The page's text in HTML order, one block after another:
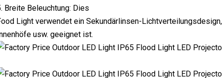
Breite Beleuchtung: Dies
Light verwendet ein Sekundärlinsen-
usw. geeignet ist.